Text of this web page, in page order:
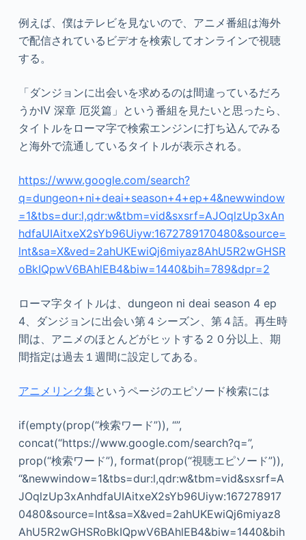
例えば、僕はテレビを見ないので、アニメ番組は海外
で配信されているビデオを検索してオンラインで視聴
する。
「ダンジョンに出会いを求めるのは間違っているだろ
うかⅣ 深章 厄災篇」という番組を見たいと思ったら、
タイトルをローマ字で検索エンジンに打ち込んでみる
と海外で流通しているタイトルが表示される。
https://www.google.com/search?
q=dungeon+ni+deai+season+4+ep+4&newwindow
=1&tbs=dur:l,qdr:w&tbm=vid&sxsrf=AJOqlzUp3xAn
hdfaUIAitxeX2sYb96Uiyw:1672789170480&source=
lnt&sa=X&ved=2ahUKEwiQj6miyaz8AhU5R2wGHSR
oBkIQpwV6BAhlEB4&biw=1440&bih=789&dpr=2
ローマ字タイトルは、dungeon ni deai season 4 ep
4、ダンジョンに出会い第４シーズン、第４話。再生時
間は、アニメのほとんどがヒットする２０分以上、期
間指定は過去１週間に設定してある。
アニメリンク集というページのエピソード検索には
if(empty(prop(“検索ワード”)), “”,
concat(“https://www.google.com/search?q=”,
prop(“検索ワード”), format(prop(“視聴エピソード”)),
“&newwindow=1&tbs=dur:l,qdr:w&tbm=vid&sxsrf=A
JOqlzUp3xAnhdfaUIAitxeX2sYb96Uiyw:167278917
0480&source=lnt&sa=X&ved=2ahUKEwiQj6miyaz8
AhU5R2wGHSRoBkIQpwV6BAhlEB4&biw=1440&bih